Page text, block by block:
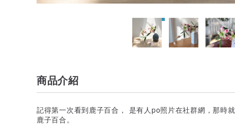
商品介紹
記得第一次看到鹿子百合， 是有人po照片在社群網，那時
鹿子百合。